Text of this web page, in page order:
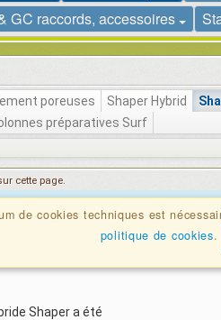
GC raccords, accessoires
poreuses Shaper Hybrid
préparatives Surf
cette page.
vos articles.
Shaper a été
de cookies techniques est
politique de cookies.